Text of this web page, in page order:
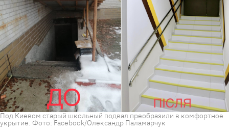
Под Киевом старый школьный подвал преобразили в комфортное
укрытие. Фото: Facebook/Олександр Паламарчук